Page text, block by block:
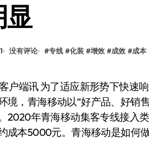
显
没有评论 #专线 #化装 #增效 #成效 #成本
境，青海移动以“好产品、好销
2020年青海移动集客专线接入
成本5000元。青海移动是如何